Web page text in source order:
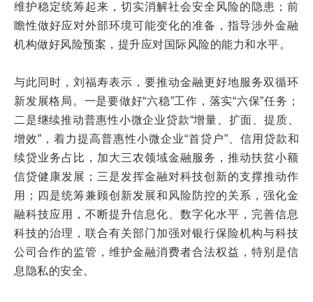
维护稳定统筹起来，切实消解社会安全风险的隐患；前
瞻性做好应对外部环境可能变化的准备，指导涉外金融
机构做好风险预案，提升应对国际风险的能力和水平。
与此同时，刘福寿表示，要推动金融更好地服务双循环
新发展格局。一是要做好“六稳”工作，落实“六保”任务；
二是继续推动普惠性小微企业贷款“增量、扩面、提质、
增效”，着力提高普惠性小微企业“首贷户”、信用贷款和
续贷业务占比，加大三农领域金融服务，推动扶贫小额
信贷健康发展；三是发挥金融对科技创新的支撑推动作
用；四是统筹兼顾创新发展和风险防控的关系，强化金
融科技应用，不断提升信息化、数字化水平，完善信息
科技的治理，联合有关部门加强对银行保险机构与科技
公司合作的监管，维护金融消费者合法权益，特别是信
息隐私的安全。